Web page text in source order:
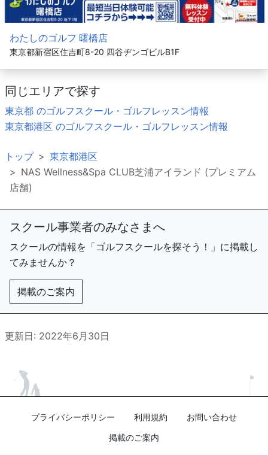
わたしのゴルフ 曙橋店
東京都新宿区住吉町8-20 四谷ヂンゴビルB1F
同じエリアで探す
東京都 のゴルフスクール・ゴルフレッスン情報
東京都港区 のゴルフスクール・ゴルフレッスン情報
トップ
東京都港区
NAS Wellness&Spa CLUB芝浦アイランド (プレミアム
店舗)
スクール事業者のみなさまへ
スクールの情報を「ゴルフスクールを探そう！」に掲載し
てみませんか？
掲載のご案内
更新日: 2022年6月30日
プライバシーポリシー 利用規約
お問い合わせ
掲載のご案内